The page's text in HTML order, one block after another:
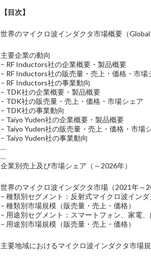
【目次】
世界のマイクロ波インダクタ市場概要（
主要企業の動向
– RF Inductors社の企業概要・製品概要
– RF Inductors社の販売量・売上・価格・市場
– RF Inductors社の事業動向
– TDK社の企業概要・製品概要
– TDK社の販売量・売上・価格・市場シェア
– TDK社の事業動向
– Taiyo Yuden社の企業概要・製品概要
– Taiyo Yuden社の販売量・売上・価格・市場
– Taiyo Yuden社の事業動向
…
…
企業別売上及び市場シェア（～2026年）
世界のマイクロ波インダクタ市場（2021年～
– 種類別セグメント：反射式マイクロ波イン
– 種類別市場規模（販売量・売上・価格）
– 用途別セグメント：スマートフォン、家電
– 用途別市場規模（販売量・売上・価格）
主要地域におけるマイクロ波インダクタ市場